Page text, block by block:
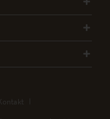
Kontakt